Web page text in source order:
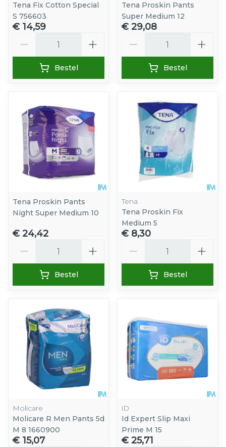
Tena Fix Cotton Special
S 756603
€ 14,59
Bestel
Tena Proskin Pants
Super Medium 12
€ 29,08
Bestel
Tena Proskin Pants
Night Super Medium 10
€ 24,42
Bestel
Tena
Tena Proskin Fix
Medium 5
€ 8,30
Bestel
Molicare
Molicare R Men Pants 5d
M 8 1660900
€ 15,07
iD
Id Expert Slip Maxi
Prime M 15
€ 25,71